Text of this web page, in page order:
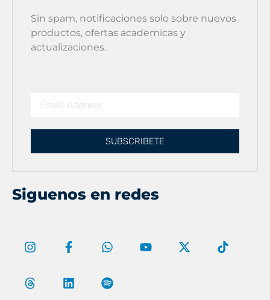
Sin spam, notificaciones solo sobre nuevos
productos, ofertas academicas y
actualizaciones.
SUBSCRIBETE
Siguenos en redes